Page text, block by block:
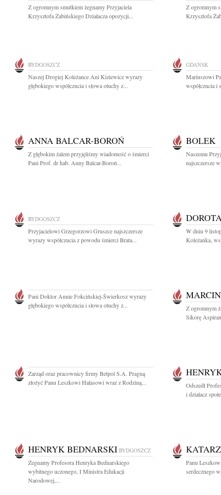
Z ogromnym smutkiem żegnamy Przyjaciela
Krzysztofa Żabińskiego Działacza opozycji...
Z ogromnym
Krzysztofa
BYDGOSZCZ
Naszej Drogiej Koleżance Ani Kiziewicz wyrazy
głębokiego współczucia i słowa otuchy z...
GDAŃSK
Mariuszowi
współczucia i
ANNA BALCAR-BOROŃ
Z głębokim żalem przyjęliśmy wiadomość o śmierci
Pani Prof. dr hab. Anny Balcar-Boroń...
BOLEK
Naszemu
najszczersze
BYDGOSZCZ
Przyjacielowi Grzegorzowi Gruszce najszczersze
wyrazy współczucia z powodu śmierci Brata...
W dniu 9
Koleżanka,
Pani Doktor Annie Fokcińskiej-Świerkosz wyrazy
głębokiego współczucia i słowa otuchy z...
Z ogromnym
Sikorę
Zarząd oraz pracownicy firmy Betpol S.A. Pragną
złożyć Panu Leszkowi Hałasowi wraz z Rodziną...
Odszedł
i działacz
HENRYK BEDNARSKI BYDGOSZCZ
Żegnamy Profesora Henryka Bednarskiego
wybitnego uczonego, I Ministra Edukacji
Narodowej,...
Panu
serdecznego